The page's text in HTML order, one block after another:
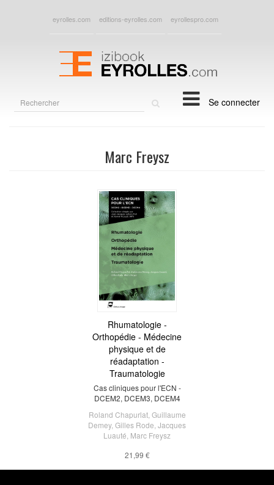
eyrolles.com editions-eyrolles.com eyrollespro.com
Se connecter
Marc Freysz
Rhumatologie -
Orthopédie - Médecine
physique et de
réadaptation -
Traumatologie
Cas cliniques pour l'ECN -
DCEM2, DCEM3, DCEM4
Roland Chapurlat, Guillaume
Demey, Gilles Rode Jacques
Luauté Marc Freysz
21,99 €